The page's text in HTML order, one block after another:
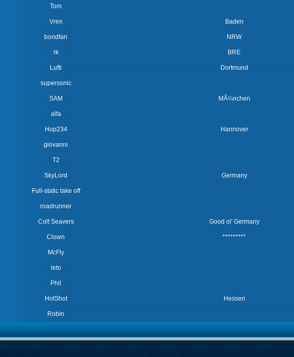
Tom
Vren Baden
bondfan NRW
rk BRE
Lufti Dortmund
supersonic
SAM MÃ¼nchen
alfa
Hop234 Hannover
giovanni
T2
SkyLord Germany
Full-static take off
roadrunner
Colt Seavers Good ol' Germany
Clown *********
McFly
leto
Phil
HotShot Hessen
Robin